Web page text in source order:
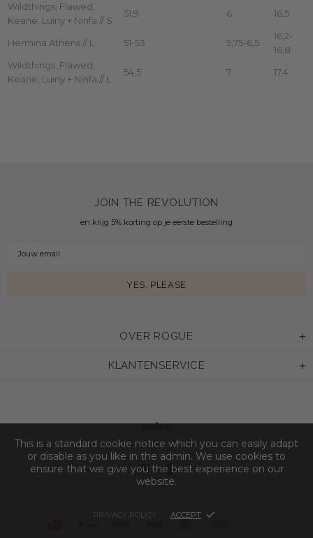
Wildthings, Flawed,
Keane, Luiny + Ninfa // S
51,9 6 16,5
Hermina Athens // L 51-53 5,75-6,5
16,2-
16,8
Wildthings, Flawed,
Keane, Luiny + Ninfa // L
54,5 7 17,4
OVER ROGUE
KLANTENSERVICE
JOIN THE REVOLUTION
en krijg 5% korting op je eerste bestelling
This is a standard cookie notice which you can easily adapt
or disable as you like in the admin. We use cookies to
ensure that we give you the best experience on our
website.
PRIVACY POLICY ACCEPT